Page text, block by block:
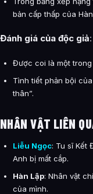
bản cấp thấp của Hàn
Đánh giá của độc giả:
Được coi là một trong
Tình tiết phản bội
thân”.
NHÂN VẬT LIÊN
Liễu Ngọc: Tu sĩ Kết
Anh bị mất cắp.
Hàn Lập: Nhân vật
của mình.